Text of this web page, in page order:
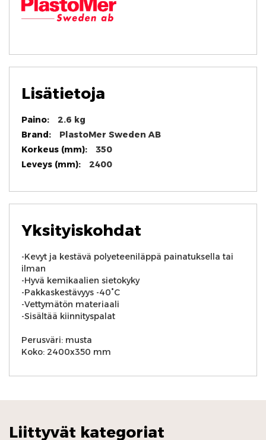
Yksityiskohdat
-Kevyt ja kestävä polyeteeniläppä painatuksella tai
ilman
-Hyvä kemikaalien sietokyky
-Pakkaskestävyys -40°C
-Vettymätön materiaali
-Sisältää kiinnityspalat
Perusväri: musta
Koko: 2400x350 mm
Lisätietoja
Lisätietoja2.6 kg
PlastoMer Sweden AB
350
2400
Liittyvät kategoriat